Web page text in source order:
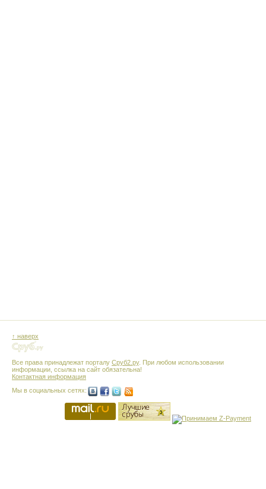
↑ наверх
Все права принадлежат порталу Сруб2.ру. При любом использовании
информации, ссылка на сайт обязательна!
Контактная информация
Мы в социальных сетях: